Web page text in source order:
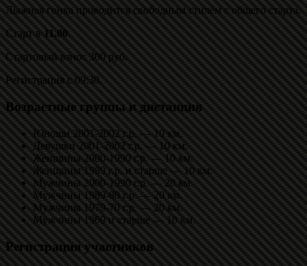
Лыжная гонка проводится свободным стилем с общего старта.
Старт в11.00.
Стартовый взнос 300 руб.
Регистрация с 09:30.
Возрастные группы и дистанция
Юноши 2001-2002 г.р. — 10 км.
Девушки 2001-2002 г.р. — 10 км.
Женщины 2000-1990 г.р. — 10 км.
Женщины 1989 г.р. и старше — 10 км.
Мужчины 2000-1990 г.р. — 20 км.
Мужчины 1989-80 г.р. — 20 км.
Мужчины 1979-70 г.р. — 20 км.
Мужчины 1969 и старше — 10 км.
Регистрация участников